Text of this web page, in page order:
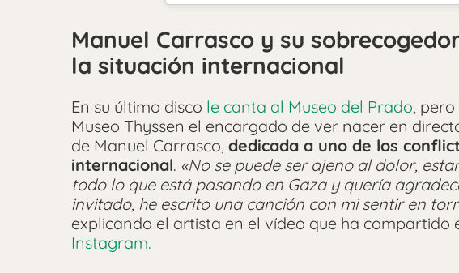
Manuel Carrasco y su
la situación internacional
En su último disco le canta al Museo del Prado,
Museo Thyssen el encargado de ver nacer en
de Manuel Carrasco, dedicada a uno de los
internacional. «No se puede ser ajeno al dolor,
todo lo que está pasando en Gaza y quería
invitado, he escrito una canción con mi sentir en
explicando el artista en el vídeo que ha compartido
Instagram.